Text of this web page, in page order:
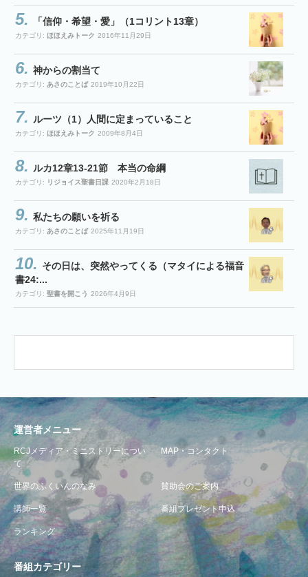
「信仰・希望・愛」（1コリント13章）
カテゴリ: ほほえみトーク 2016年11月29日
神からの割当て
カテゴリ: あさのことば 2019年10月22日
ルーツ（1）人間に定まっていること
カテゴリ: ほほえみトーク 2009年8月4日
ルカ12章13-21節 本当の命綱
カテゴリ: リジョイス聖書日課 2020年2月18日
私たちの願いを祈る
カテゴリ: あさのことば 2025年11月19日
その日は、突然やってくる（マタイによる福音
書24:...
カテゴリ: 聖書を開こう 2026年4月9日
運営者メニュー
RCJメディア・ミニストリーについ
て
MAP・コンタクト
世界のふくいんのなみ 賛助会のご案内
講師一覧 番組プレゼント申込
ランキング
番組カテゴリー